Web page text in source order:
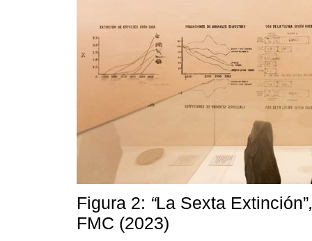
Figura 2: “La Sexta Extinción”
FMC (2023)